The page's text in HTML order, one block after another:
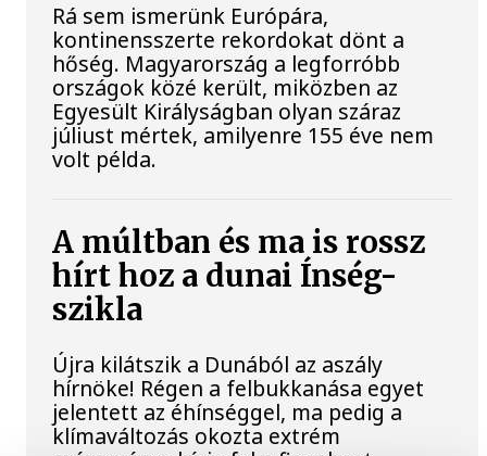
Rá sem ismerünk Európára,
kontinensszerte rekordokat dönt a
hőség. Magyarország a legforróbb
országok közé került, miközben az
Egyesült Királyságban olyan száraz
júliust mértek, amilyenre 155 éve nem
volt példa.
A múltban és ma is rossz
hírt hoz a dunai Ínség-
szikla
Újra kilátszik a Dunából az aszály
hírnöke! Régen a felbukkanása egyet
jelentett az éhínséggel, ma pedig a
klímaváltozás okozta extrém